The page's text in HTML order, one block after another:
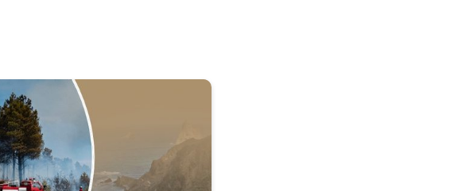
Ar. Dados da Tempo & Radar. . .